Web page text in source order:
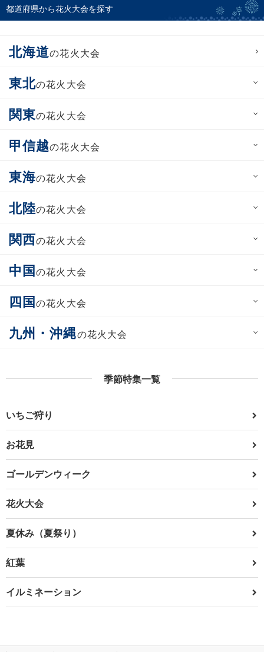
都道府県から花火大会を探す
北海道の花火大会
東北の花火大会
関東の花火大会
甲信越の花火大会
東海の花火大会
北陸の花火大会
関西の花火大会
中国の花火大会
四国の花火大会
九州・沖縄の花火大会
季節特集一覧
いちご狩り
お花見
ゴールデンウィーク
花火大会
夏休み（夏祭り）
紅葉
イルミネーション